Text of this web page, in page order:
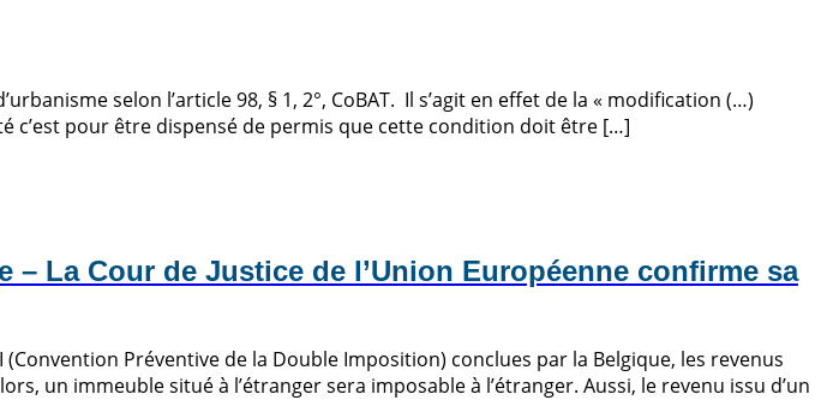
selon l’article 98, § 1, 2°, CoBAT. Il s’agit en effet de la « modification (…)
c’est pour être dispensé de permis que cette condition doit être […]
La Cour de Justice de l’Union Européenne confirme sa
Préventive de la Double Imposition) conclues par la Belgique, les revenus
un immeuble situé à l’étranger sera imposable à l’étranger. Aussi, le revenu issu d’un